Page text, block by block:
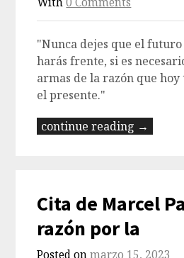
"Nunca dejes que el
harás frente, si es
armas de la razón que
el presente."
continue reading →
Cita de Marcel
razón por la
Posted onmarzo 15, 2023